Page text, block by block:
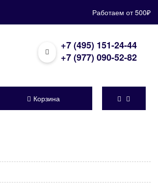
Работаем от 500₽
+7 (495) 151-24-44
+7 (977) 090-52-82
Корзина